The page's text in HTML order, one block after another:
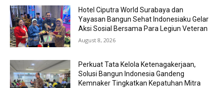
Hotel Ciputra World Surabaya dan
Yayasan Bangun Sehat Indonesiaku Gelar
Aksi Sosial Bersama Para Legiun Veteran
August 8, 2026
Perkuat Tata Kelola Ketenagakerjaan,
Solusi Bangun Indonesia Gandeng
Kemnaker Tingkatkan Kepatuhan Mitra